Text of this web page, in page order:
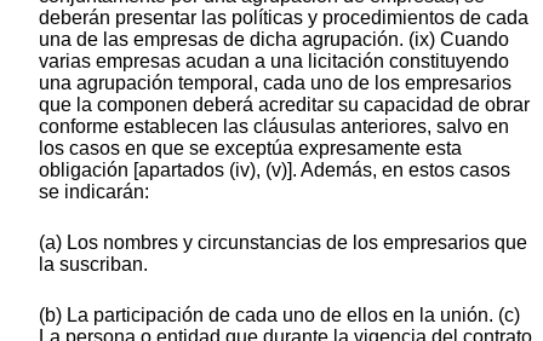
deberán presentar las políticas y procedimientos de cada
una de las empresas de dicha agrupación. (ix) Cuando
varias empresas acudan a una licitación constituyendo
una agrupación temporal, cada uno de los empresarios
que la componen deberá acreditar su capacidad de obrar
conforme establecen las cláusulas anteriores, salvo en
los casos en que se exceptúa expresamente esta
obligación [apartados (iv), (v)]. Además, en estos casos
se indicarán:
(a) Los nombres y circunstancias de los empresarios que
la suscriban.
(b) La participación de cada uno de ellos en la unión. (c)